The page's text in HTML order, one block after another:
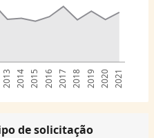
2013 2014 2015 2016 2017 2018 2019 2020 2021
de solicitação